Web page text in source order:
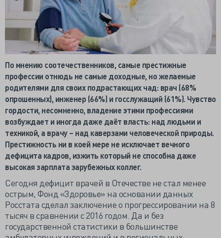
По мнению соотечественников, самые престижные
профессии отнюдь не самые доходные, но желаемые
родителями для своих подрастающих чад: врач (68%
опрошенных), инженер (66%) и госслужащий (61%). Чувство
гордости, несомненно, владение этими профессиями
возбуждает и иногда даже даёт власть: над людьми и
техникой, а врачу – над каверзами человеческой природы.
Престижность ни в коей мере не исключает вечного
дефицита кадров, изжить который не способна даже
высокая зарплата зарубежных коллег.
Сегодня дефицит врачей в Отечестве не стал менее
острым, Фонд «Здоровье» на основании данных
Росстата сделал заключение о прогрессировании на 8
тысяч в сравнении с 2016 годом. Да и без
государственной статистики в большинстве